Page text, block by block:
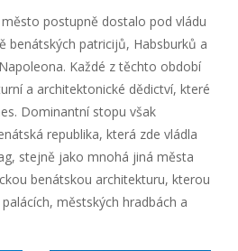
postupně dostalo pod vládu
benátských patricijů, Habsburků a
Každé z těchto období
a architektonické dědictví, které
Dominantní stopu však
republika, která zde vládla
stejně jako mnohá jiná města
benátskou architekturu, kterou
městských hradbách a